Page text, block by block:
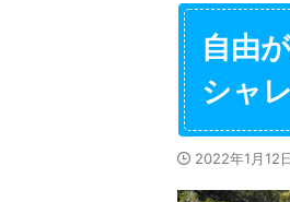
自由
シャ
2022年1月12